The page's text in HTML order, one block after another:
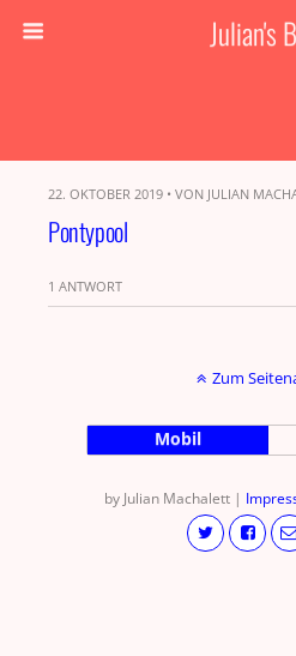
Julian's
22. OKTOBER 2019 • VON JULIAN
Pontypool
1 ANTWORT
Zum
Mobil
by Julian Machalett |